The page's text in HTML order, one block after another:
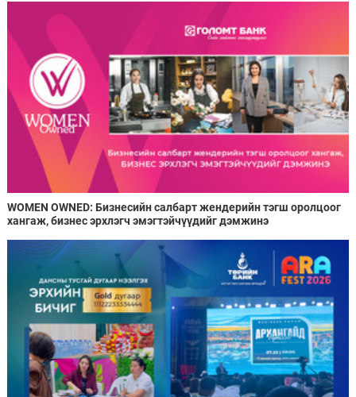
WOMEN OWNED: Бизнесийн салбарт жендерийн тэгш оролцоог
хангаж, бизнес эрхлэгч эмэгтэйчүүдийг дэмжинэ